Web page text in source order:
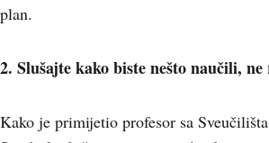
plan.
2. Slušajte kako biste nešto naučili,
Kako je primijetio profesor sa